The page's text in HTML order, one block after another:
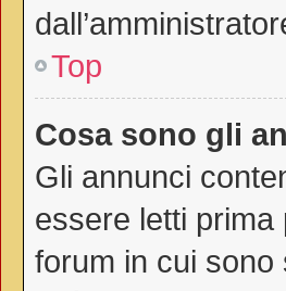
Top
Cosa sono gli
Gli annunci
essere letti prima
forum in cui sono